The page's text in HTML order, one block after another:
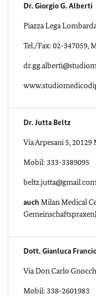
Dr. Giorgio G. Alberti
Piazza Lega
Tel./Fax: 02-347059,
Dr. Jutta Beltz
Via Arpesani 5, 20129
Mobil: 333-3389095
beltz.jutta@gmail.com
auch Milan Medical
Gemeinschaftspraxen)
Dott. Gianluca
Via Don Carlo
Mobil: 338-2601983